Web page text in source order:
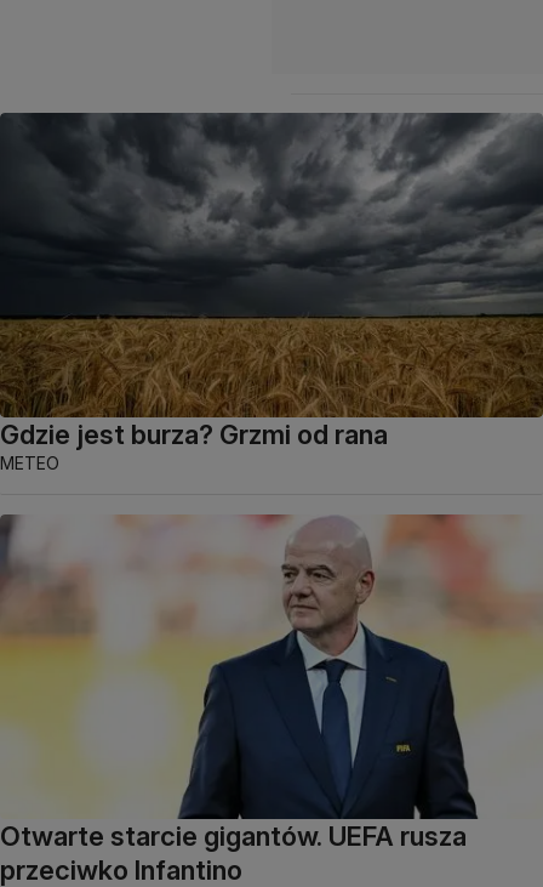
Gdzie jest burza? Grzmi od rana
METEO
Otwarte starcie gigantów. UEFA rusza
przeciwko Infantino